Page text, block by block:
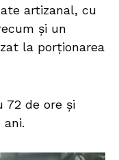
artizanal, cu
și un
la porționarea
de ore și
ani.